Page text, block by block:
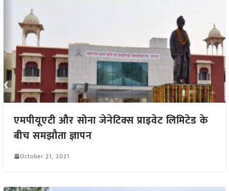
एमपीयूएटी और सोना जेनेटिक्स प्राइवेट लिमिटेड के
बीच समझौता ज्ञापन
October 21, 2021